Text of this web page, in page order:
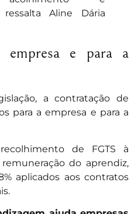
ressalta Aline Dária
empresa e para a
a contratação de
para a empresa e para a
de FGTS à
do aprendiz,
aplicados aos contratos